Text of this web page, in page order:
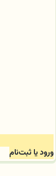
ورود یا ثبت‌نام